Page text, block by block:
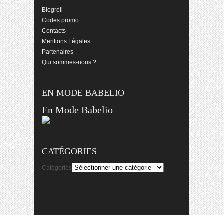
Blogroll
Codes promo
Contacts
Mentions Légales
Partenaires
Qui sommes-nous ?
EN MODE BABELIO
En Mode Babelio
CATÉGORIES
Catégories